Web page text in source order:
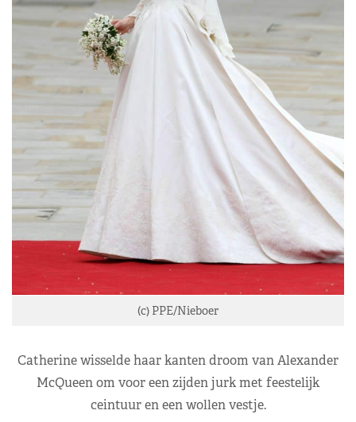
(c) PPE/Nieboer
Catherine wisselde haar kanten droom van Alexander
McQueen om voor een zijden jurk met feestelijk
ceintuur en een wollen vestje.